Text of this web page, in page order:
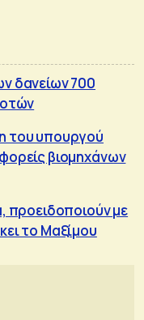
δανείων 700
του υπουργού
βιομηχάνων
προειδοποιούν με
το Μαξίμου